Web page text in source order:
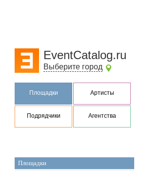
EventCatalog.ru
Выберите город
Площадки Артисты
Подрядчики Агентства
Площадки